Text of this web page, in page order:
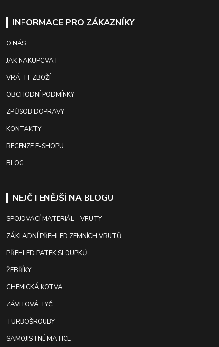
INFORMACE PRO ZÁKAZNÍKY
O NÁS
JAK NAKUPOVAT
VRÁTIT ZBOŽÍ
OBCHODNÍ PODMÍNKY
ZPŮSOB DOPRAVY
KONTAKTY
RECENZE E-SHOPU
BLOG
NEJČTENĚJŠÍ NA BLOGU
SPOJOVACÍ MATERIÁL - VRUTY
ZÁKLADNÍ PŘEHLED ZEMNÍCH VRUTŮ
PŘEHLED PATEK SLOUPKŮ
ŽEBŘÍKY
CHEMICKÁ KOTVA
ZÁVITOVÁ TYČ
TURBOŠROUBY
SAMOJISTNÉ MATICE